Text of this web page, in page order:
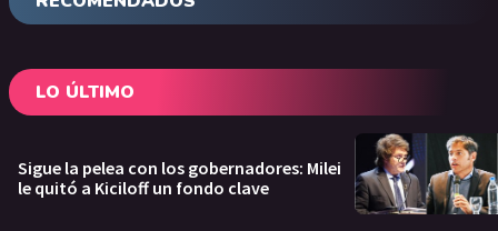
LO ÚLTIMO
Sigue la pelea con los gobernadores: Milei
le quitó a Kiciloff un fondo clave